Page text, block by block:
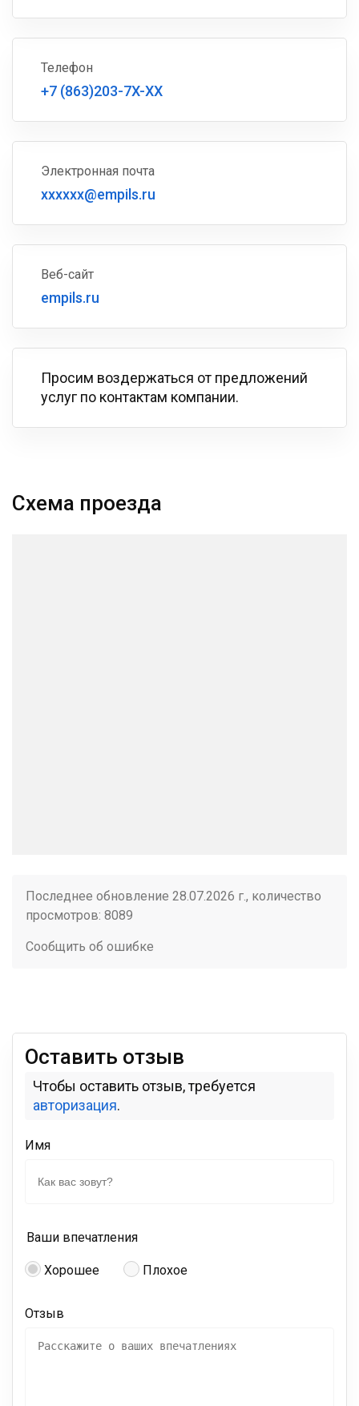
Телефон
+7 (863)203-7X-XX
Электронная почта
xxxxxx@empils.ru
Веб-сайт
empils.ru
Просим воздержаться от предложений
услуг по контактам компании.
Схема проезда
Последнее обновление 28.07.2026 г., количество
просмотров: 8089
Сообщить об ошибке
Оставить отзыв
Чтобы оставить отзыв, требуется
авторизация.
Имя
Ваши впечатления
Хорошее Плохое
Отзыв